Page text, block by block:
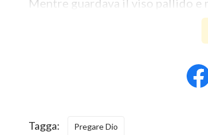
Mentre guardava il viso pallido e
piangere, perché era certo che
incoraggiamento. Wenjie si
fare affidamento su Dio e
poteva darle la fiducia e la forza
Tagga: Pregare Dio